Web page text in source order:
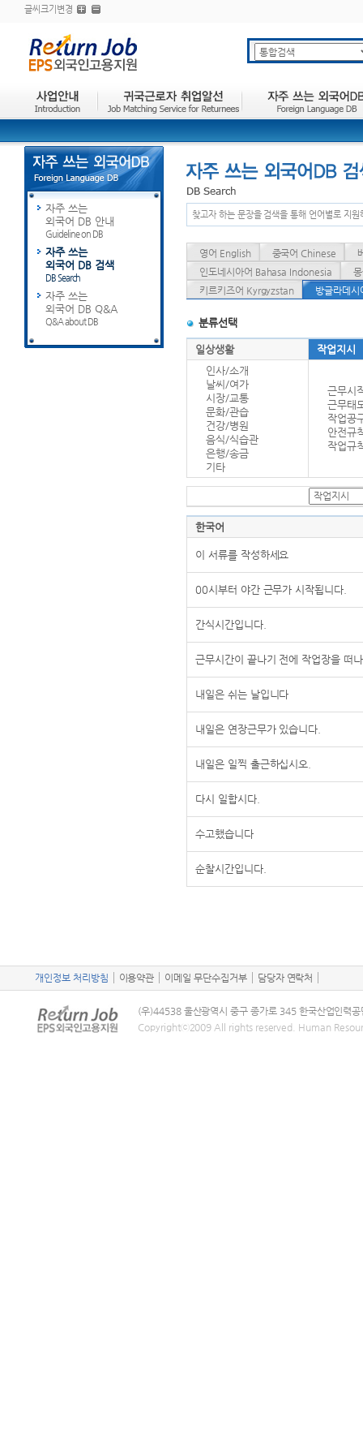
글씨크기변경
자주 쓰는
외국어 DB 안내
Guideline on DB
자주 쓰는
외국어 DB 검색
DB Search
자주 쓰는
외국어 DB Q&A
Q&A about DB
찾고자 하는 문장을 검색을 통해 언어별로 지원
영어 English 중국어 Chinese
인도네시아어 Bahasa Indonesia
키르키즈어 Kyrgyzstan
방글라데
분류선택
일상생활
작업지시
인사/소개
날씨/여가
시장/교통
문화/관습
건강/병원
음식/식습관
은행/송금
기타
근무시
근무태
작업공
안전규
작업규
한국어
이 서류를 작성하세요
00시부터 야간 근무가 시작됩니다.
간식시간입니다.
근무시간이 끝나기 전에 작업장을 떠
내일은 쉬는 날입니다
내일은 연장근무가 있습니다.
내일은 일찍 출근하십시오.
다시 일합시다.
수고했습니다
순찰시간입니다.
개인정보 처리방침 이용약관 이메일 무단수집거부 담당자 연락처
(우)44538 울산광역시 중구 종가로 345 한국산업인력공
Copyrightⓒ2009 All rights reserved. Human